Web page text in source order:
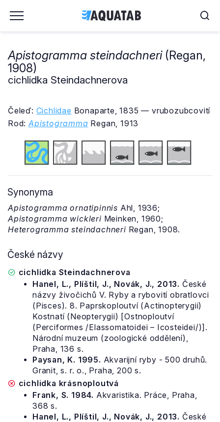
Apistogramma steindachneri(Regan,
1908)
cichlidka Steindachnerova
Čeleď: Cichlidae Bonaparte, 1835 — vrubozubcovití
Rod: Apistogramma Regan, 1913
Synonyma
Apistogramma ornatipinnis Ahl, 1936;
Apistogramma wickleri Meinken, 1960;
Heterogramma steindachneri Regan, 1908.
České názvy
cichlidka Steindachnerova
Hanel, L., Plíštil, J., Novák, J., 2013. České
názvy živočichů V. Ryby a rybovití obratlovci
(Pisces). 8. Paprskoploutví (Actinopterygii)
Kostnatí (Neopterygii) [Ostnoploutví
(Perciformes /Elassomatoidei – Icosteidei/)].
Národní muzeum (zoologické oddělení),
Praha, 136 s.
Paysan, K. 1995. Akvarijní ryby - 500 druhů.
Granit, s. r. o., Praha, 200 s.
cichlidka krásnoploutvá
Frank, S. 1984. Akvaristika. Práce, Praha,
368 s.
Hanel, L., Plíštil, J., Novák, J., 2013. České